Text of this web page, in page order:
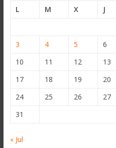
L
M X J
3
4 5 6
10
11 12 13
17
18 19 20
24
25 26 27
31
« Jul